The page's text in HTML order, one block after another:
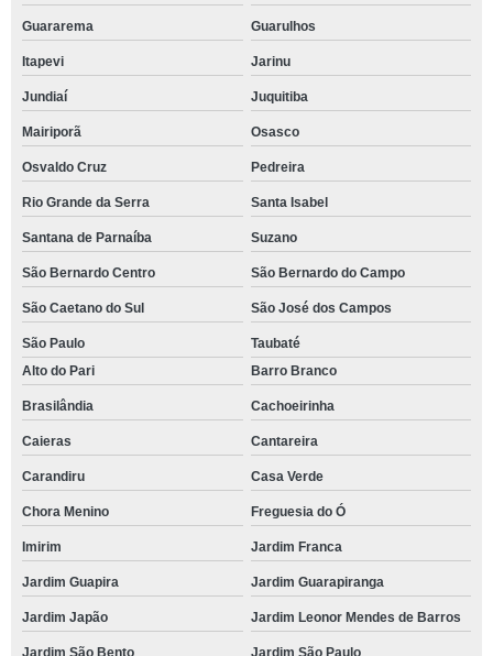
Guararema Guarulhos
Itapevi Jarinu
Jundiaí Juquitiba
Mairiporã Osasco
Osvaldo Cruz Pedreira
Rio Grande da Serra Santa Isabel
Santana de Parnaíba Suzano
São Bernardo Centro São Bernardo do Campo
São Caetano do Sul São José dos Campos
São Paulo
Taubaté
Alto do Pari
Barro Branco
Brasilândia Cachoeirinha
Caieras Cantareira
Carandiru Casa Verde
Chora Menino Freguesia do Ó
Imirim Jardim Franca
Jardim Guapira Jardim Guarapiranga
Jardim Japão Jardim Leonor Mendes de Barros
Jardim São Bento Jardim São Paulo